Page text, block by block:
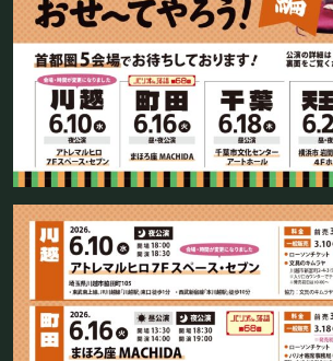
よくある質問
プライバシーポリシー
キャンセルポリシー
お問い合わせ